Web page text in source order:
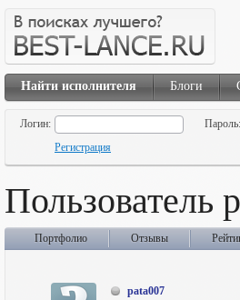
Найти исполнителя Блоги
Логин:
Пароль:
Регистрация
Пользователь
Портфолио Отзывы
pata007